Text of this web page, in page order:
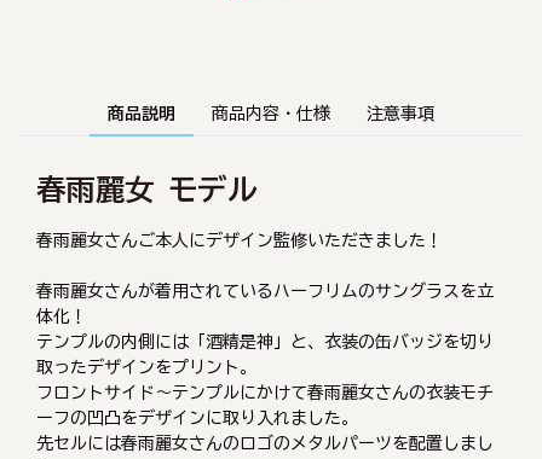
商品説明 商品内容・仕様 注意事項
春雨麗女 モデル
春雨麗女さんご本人にデザイン監修いただきました！
春雨麗女さんが着用されているハーフリムのサングラスを立
体化！
テンプルの内側には「酒精是神」と、衣装の缶バッジを切り
取ったデザインをプリント。
フロントサイド～テンプルにかけて春雨麗女さんの衣装モチ
ーフの凹凸をデザインに取り入れました。
先セルには春雨麗女さんのロゴのメタルパーツを配置しまし